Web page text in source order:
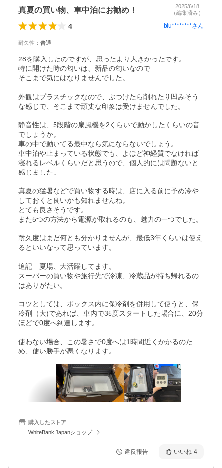
真夏の買い物、車中泊にお勧め！
2025/6/18
（編集済み）
4 blu********さん
耐久性 ： 普通
28を購入したのですが、思ったより大きかったです。
特に開けた時の匂いは、新品の匂いなので
そこまで気にはなりませんでした。
外観はプラスチックなので、ぶつけたら削れたり凹みそう
な感じで、そこまで頑丈な印象は受けませんでした。
静音性は、5段階の扇風機を2くらいで動かしたくらいの音
でしょうか。
車の中で動いてる最中なら気にならないでしょう。
車中泊や止まっている状態でも、よほど神経質でなければ
寝れるレベルくらいだと思うので、個人的には問題ないと
感じました。
真夏の猛暑などで買い物する時は、店に入る前に予め冷や
しておくと良いかも知れませんね。
とても良さそうです。
また5つの方法から電源が取れるのも、魅力の一つでした。
耐久度はまだ何とも分かりませんが、最低3年くらいは使え
るといいなって思っています。
追記　夏場、大活躍してます。
スーパーの買い物や旅行先で冷凍、冷蔵品が持ち帰れるの
はありがたい。
コツとしては、ボックス内に保冷剤を併用して使うと、保
冷剤（大)であれば、車内で35度スタートした場合に、20分
ほどで0度へ到達します。
使わない場合、この暑さで0度へは1時間近くかかるのた
め、使い勝手が悪くなります。
購入したストア
WhiteBank Japanショップ
違反報告 いいね 4